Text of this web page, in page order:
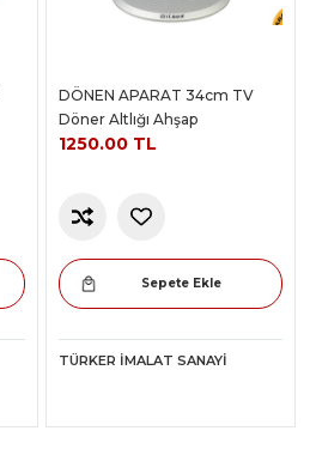
DÖNEN APARAT 34cm TV
Döner Altlığı Ahşap
1250.00 TL
Sepete Ekle
TÜRKER İMALAT SANAYI